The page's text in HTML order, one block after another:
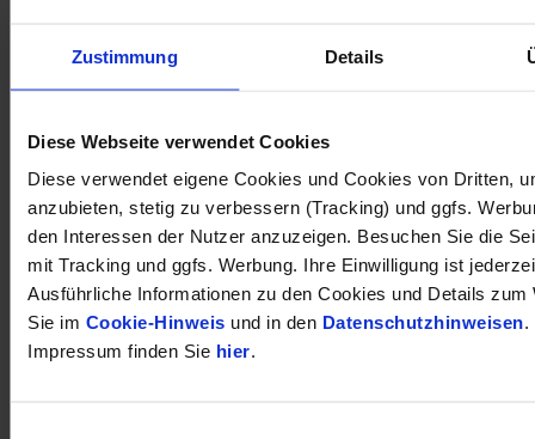
Zustimmung Details
Diese Webseite verwendet Cookies
Diese verwendet eigene Cookies und Cookies von Dritten,
anzubieten, stetig zu verbessern (Tracking) und ggfs.
den Interessen der Nutzer anzuzeigen. Besuchen Sie die
mit Tracking und ggfs. Werbung. Ihre Einwilligung ist
Ausführliche Informationen zu den Cookies und Details zum
Sie im Cookie-Hinweis und in den Datenschutzhinweisen.
Impressum finden Sie hier.